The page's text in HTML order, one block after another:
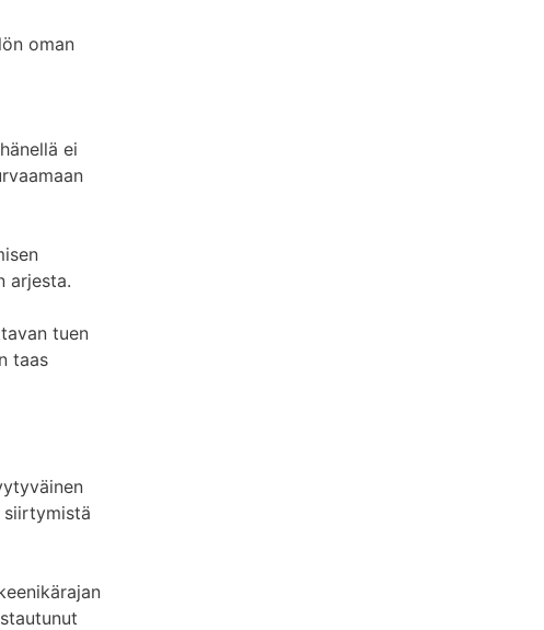
oman
ei
arjesta.
tuen
taas
siirtymistä